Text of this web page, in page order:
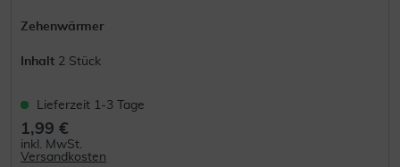
Zehenwärmer
Inhalt 2 Stück
Lieferzeit 1-3 Tage
1,99 €
inkl. MwSt.
Versandkosten